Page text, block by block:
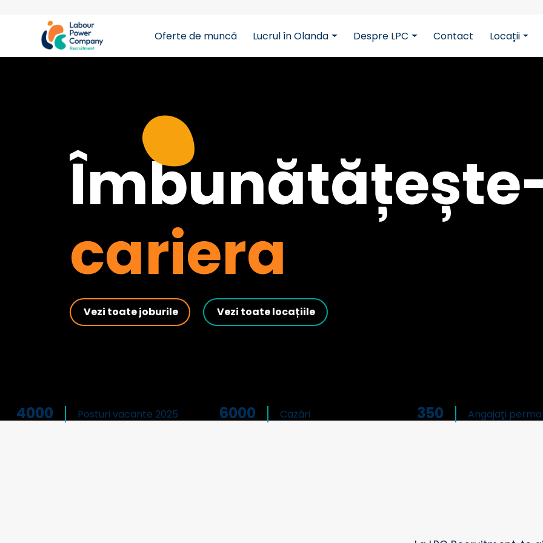
tiktok-developers-site-verification=LY0DYTZWcaZFcbB5z5CmFJBdmZXOxOdD
Oferte de muncă Lucrul în Olanda Despre LPC Contact Locații
cariera
Vezi toate joburile Vezi toate locațiile
4000 Posturi vacante 2025 6000 Cazări 350 Angajați